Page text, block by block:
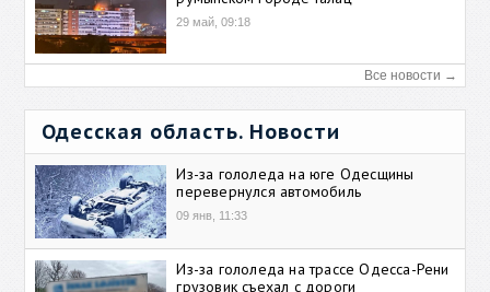
29 май, 09:18
Все новости →
Одесская область. Новости
Из-за гололеда на юге Одесщины
перевернулся автомобиль
09 янв, 11:33
Из-за гололеда на трассе Одесса-Рени
грузовик съехал с дороги